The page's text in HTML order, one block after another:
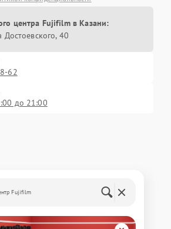
центра Fujifilm в Казани:
Достоевского, 40
62
до 21:00
Fujifilm